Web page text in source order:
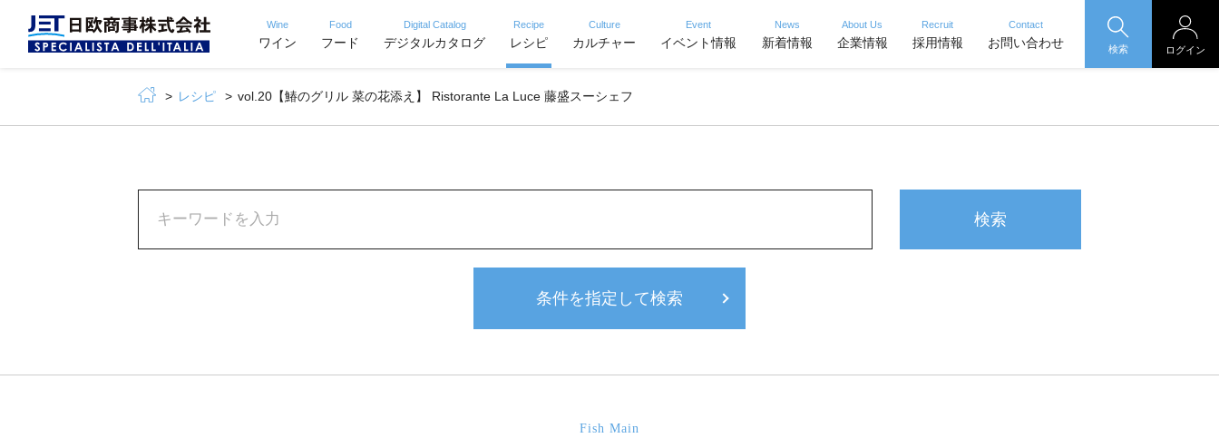
Wine
ワイン
Food
フード
Digital Catalog
デジタルカタログ
Recipe
レシピ
Culture
カルチャー
Event
イベント情報
News
新着情報
About Us
企業情報
Recruit
採用情報
Contact
お問い合わせ 検索 ログイン
レシピ vol.20【鰆のグリル 菜の花添え】 Ristorante La Luce 藤盛スーシェフ
検索
条件を指定して検索
Fish Main